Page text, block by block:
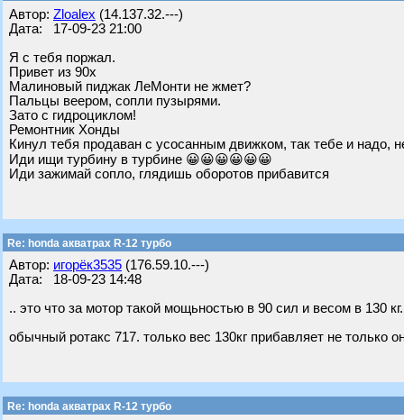
Автор: Zloalex (14.137.32.---)
Дата: 17-09-23 21:00
Я с тебя поржал.
Привет из 90х
Малиновый пиджак ЛеМонти не жмет?
Пальцы веером, сопли пузырями.
Зато с гидроциклом!
Ремонтник Хонды
Кинул тебя продаван с усосанным движком, так тебе и надо,
Иди ищи турбину в турбине 😀😀😀😀😀😀
Иди зажимай сопло, глядишь оборотов прибавится
Re: honda акватрах R-12 турбо
Автор: игорёк3535 (176.59.10.---)
Дата: 18-09-23 14:48
.. это что за мотор такой мощьностью в 90 сил и весом в 130
обычный ротакс 717. только вес 130кг прибавляет не только
Re: honda акватрах R-12 турбо